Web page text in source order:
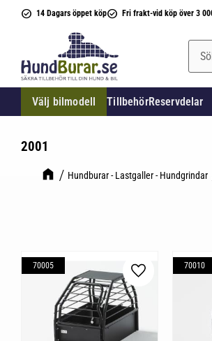
14 Dagars öppet köp Fri frakt-vid köp över 3
Välj bilmodell TillbehörReservdelar
2001
Hundburar - Lastgaller - Hundgrindar
70005
Lägg till i
70010